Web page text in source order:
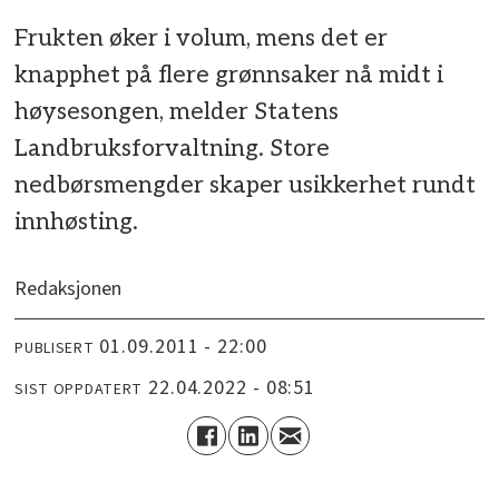
Frukten øker i volum, mens det er
knapphet på flere grønnsaker nå midt i
høysesongen, melder Statens
Landbruksforvaltning. Store
nedbørsmengder skaper usikkerhet rundt
innhøsting.
Redaksjonen
PUBLISERT 01.09.2011 - 22:00
SIST OPPDATERT 22.04.2022 - 08:51